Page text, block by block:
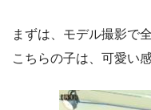
まずは、モデル撮影で
こちらの子は、可愛い